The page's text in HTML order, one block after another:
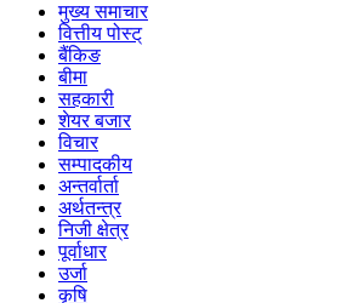
मुख्य समाचार
वित्तीय पोस्ट्
बैंकिङ
बीमा
सहकारी
शेयर बजार
विचार
सम्पादकीय
अन्तर्वार्ता
अर्थतन्त्र
निजी क्षेत्र
पूर्वाधार
उर्जा
कृषि